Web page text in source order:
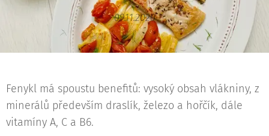
09.11.2020
Fenykl má spoustu benefitů: vysoký obsah vlákniny, z
minerálů především draslík, železo a hořčík, dále
vitamíny A, C a B6.